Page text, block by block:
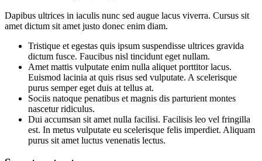
Dapibus ultrices in iaculis nunc sed augue lacus viverra. Cursus sit
amet dictum sit amet justo donec enim diam.
Tristique et egestas quis ipsum suspendisse ultrices gravida
dictum fusce. Faucibus nisl tincidunt eget nullam.
Amet mattis vulputate enim nulla aliquet porttitor lacus.
Euismod lacinia at quis risus sed vulputate. A scelerisque
purus semper eget duis at tellus at.
Sociis natoque penatibus et magnis dis parturient montes
nascetur ridiculus.
Dui accumsan sit amet nulla facilisi. Facilisis leo vel fringilla
est. In metus vulputate eu scelerisque felis imperdiet. Aliquam
purus sit amet luctus venenatis lectus.